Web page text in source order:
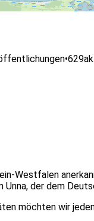
•629
Westfalen
der dem
möchten wir